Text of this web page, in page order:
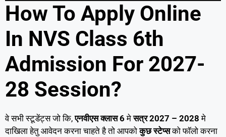
How To Apply Online
In NVS Class 6th
Admission For 2027-
28 Session?
वे सभी स्टूडेंट्स जो कि,एनवीएस क्लास 6मेसत्र 2027 – 2028मे
दाखिला हेतु आवेदन करना चाहते है तो आपकोकुछ स्टेप्सको फॉलो करना